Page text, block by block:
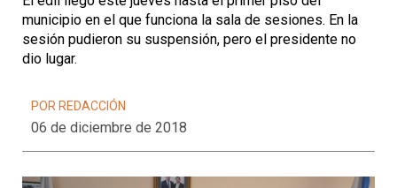
municipio en el que funciona la sala de sesiones. En la
sesión pudieron su suspensión, pero el presidente no
dio lugar.
POR REDACCIÓN
06 de diciembre de 2018